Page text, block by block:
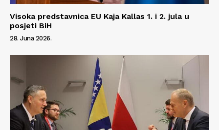
Visoka predstavnica EU Kaja Kallas 1. i 2. jula u
posjeti BiH
28. Juna 2026.